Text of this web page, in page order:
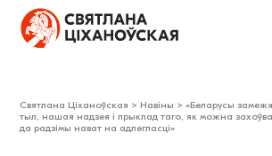
Святлана Ціханоўская > Навіны >«Беларусы
тыл, нашая надзея і прыклад таго, як можна
да радзімы нават на адлегласці»